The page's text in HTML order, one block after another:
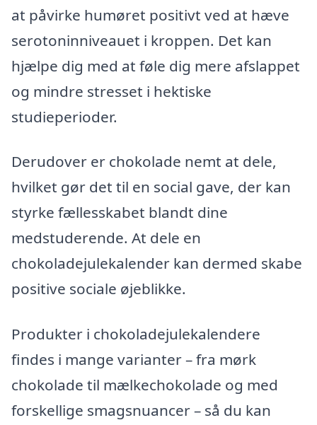
at påvirke humøret positivt ved at hæve
serotoninniveauet i kroppen. Det kan
hjælpe dig med at føle dig mere afslappet
og mindre stresset i hektiske
studieperioder.
Derudover er chokolade nemt at dele,
hvilket gør det til en social gave, der kan
styrke fællesskabet blandt dine
medstuderende. At dele en
chokoladejulekalender kan dermed skabe
positive sociale øjeblikke.
Produkter i chokoladejulekalendere
findes i mange varianter – fra mørk
chokolade til mælkechokolade og med
forskellige smagsnuancer – så du kan